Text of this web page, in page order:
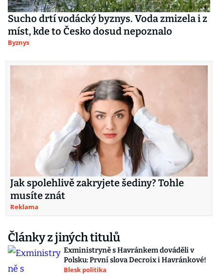
Sucho drtí vodácký byznys. Voda zmizela i z
míst, kde to Česko dosud nepoznalo
Byznys
Jak spolehlivě zakryjete šediny? Tohle
musíte znát
Reklama
Články z jiných titulů
Exministryně s Havránkem dováděli v
Polsku: První slova Decroix i Havránkové!
Blesk politika